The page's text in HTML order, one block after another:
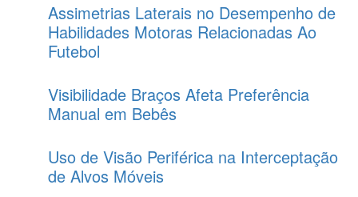
Assimetrias Laterais no Desempenho de
Habilidades Motoras Relacionadas Ao
Futebol
Visibilidade Braços Afeta Preferência
Manual em Bebês
Uso de Visão Periférica na Interceptação
de Alvos Móveis